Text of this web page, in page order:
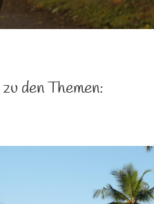
den Themen: